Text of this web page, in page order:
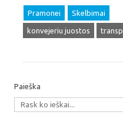
Pramonei Skelbimai
konvejeriu juostos
Paieška